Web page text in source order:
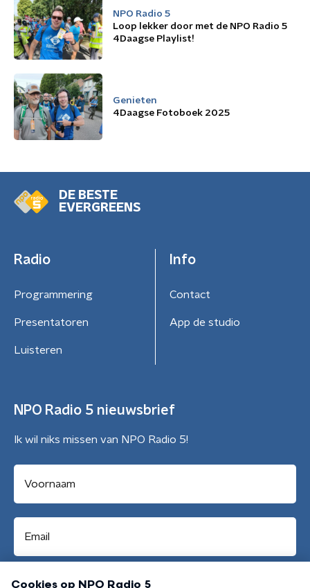
NPO Radio 5
Loop lekker door met de NPO Radio 5
4Daagse Playlist!
Genieten
4Daagse Fotoboek 2025
DE BESTE
EVERGREENS
Radio
Programmering
Presentatoren
Luisteren
Info
Contact
App de studio
NPO Radio 5 nieuwsbrief
Ik wil niks missen van NPO Radio 5!
Aanmelden